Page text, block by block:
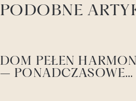
PODOBNE
DOM PEŁEN
– PONADCZASOWE